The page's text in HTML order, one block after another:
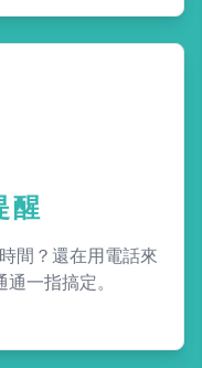
醒
間？還在用電話來
一指搞定。